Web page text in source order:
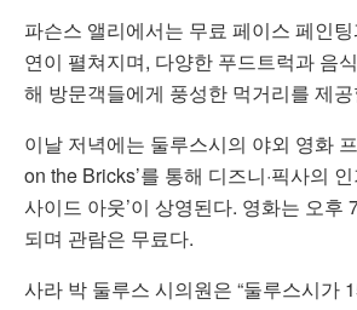
파슨스 앨리에서는 무료 페이스 페인
연이 펼쳐지며, 다양한 푸드트럭과 음
해 방문객들에게 풍성한 먹거리를 제
이날 저녁에는 둘루스시의 야외 영화
on the Bricks’를 통해 디즈니·픽사의
사이드 아웃’이 상영된다. 영화는 오후
되며 관람은 무료다.
사라 박 둘루스 시의원은 “둘루스시가